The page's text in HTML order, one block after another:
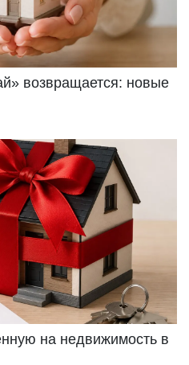
возвращается: новые
на недвижимость в